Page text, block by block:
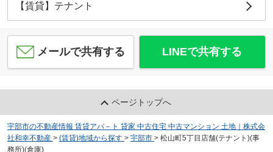
【賃貸】テナント
メールで共有する LINEで共有する
ページトップへ
宇部市の不動産情報 賃貸アパ－ト 貸家 中古住宅 中古マンション 土地｜株式会
社和幸不動産 > (賃貸)地域から探す > 宇部市 > 松山町5丁目店舗(テナント)(事
務所)(倉庫)